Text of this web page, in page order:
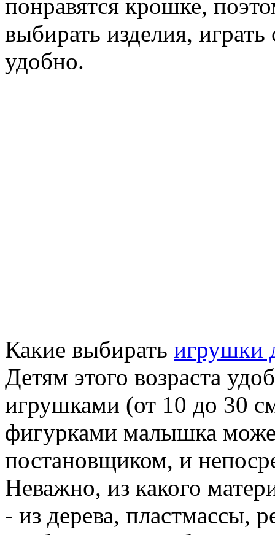
понравятся крошке,
выбирать изделия,
удобно.
Какие выбирать игрушки
Детям этого возраста
игрушками (от 10 до 30
фигурками малышка
постановщиком, и
Неважно, из какого
- из дерева, пластмассы,